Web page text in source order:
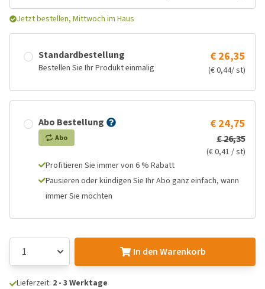
Jetzt bestellen, Mittwoch im Haus
Standardbestellung
Bestellen Sie Ihr Produkt einmalig
€ 26,35
(€ 0,44/ st)
Abo Bestellung
Abo
€ 24,75
€ 26,35
(€ 0,41 / st)
Profitieren Sie immer von 6 % Rabatt
Pausieren oder kündigen Sie Ihr Abo ganz einfach, wann
immer Sie möchten
In den Warenkorb
Lieferzeit: 2 - 3 Werktage